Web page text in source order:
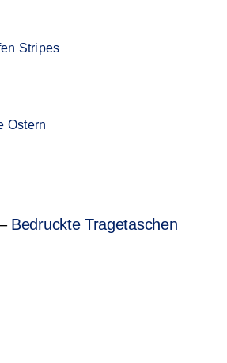
Stripes
Ostern
Bedruckte Tragetaschen